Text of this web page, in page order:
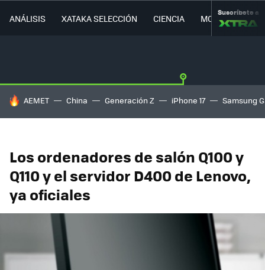
ANÁLISIS XATAKA SELECCIÓN CIENCIA MOVILIDAD
Suscríbete a
HOY SE HABLA DE
AEMET China Generación Z iPhone 17 Samsung
Los ordenadores de salón Q100 y
Q110 y el servidor D400 de Lenovo,
ya oficiales